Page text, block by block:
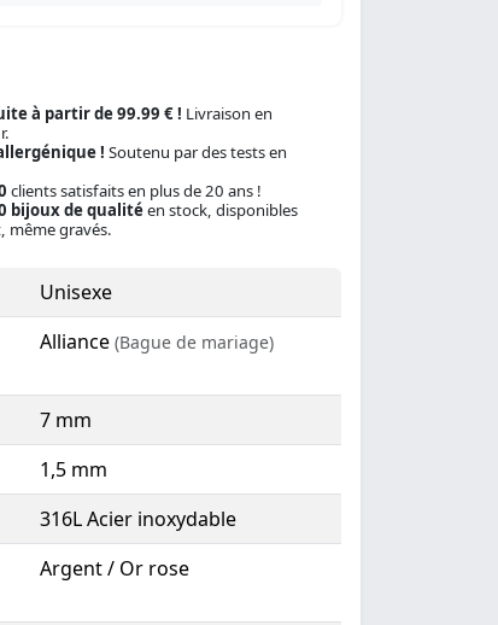
à partir de 99.99 € ! Livraison en
! Soutenu par des tests en
clients satisfaits en plus de 20 ans !
bijoux de qualitéen stock, disponibles
même gravés.
Unisexe
Alliance (Bague de mariage)
7 mm
1,5 mm
316L Acier inoxydable
Argent / Or rose